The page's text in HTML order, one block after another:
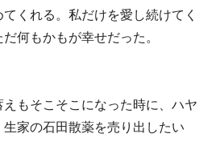
くれる。私だけを愛し続けてく
何もかもが幸せだった。
もそこそこになった時に、ハヤ
生家の石田散薬を売り出したい